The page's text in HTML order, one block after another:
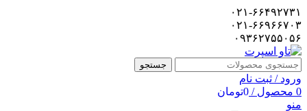
۰۲۱-۶۶۴۹۲۷۳۱
۰۲۱-۶۶۹۶۶۷۰۳
۰۹۳۶۲۷۵۵۰۵۶
جستجو
ورود / ثبت نام
0 محصول / تومان0
منو